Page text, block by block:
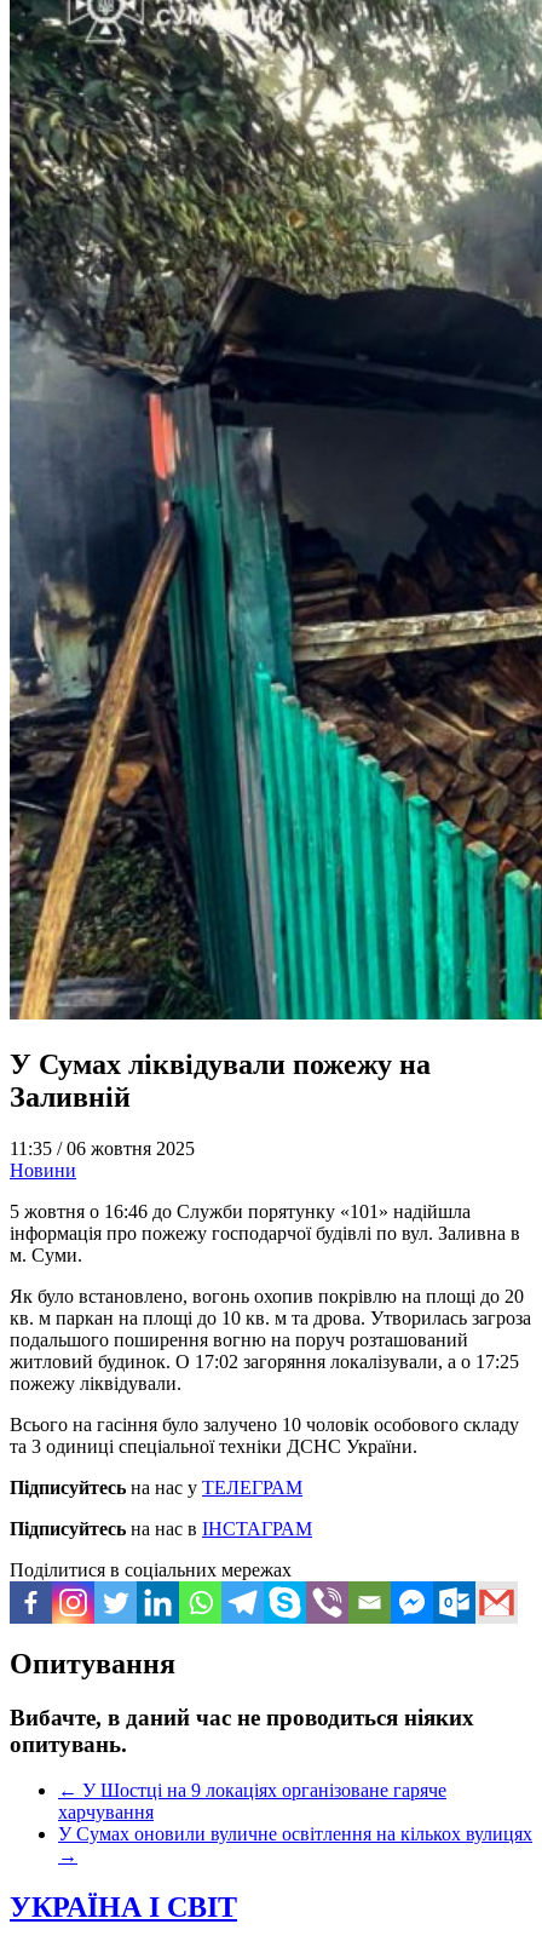
У Сумах ліквідували пожежу на
Заливній
11:35 /06 жовтня 2025
Новини
5 жовтня о 16:46 до Служби порятунку «101» надійшла
інформація про пожежу господарчої будівлі по вул. Заливна в
м. Суми.
Як було встановлено, вогонь охопив покрівлю на площі до 20
кв. м паркан на площі до 10 кв. м та дрова. Утворилась загроза
подальшого поширення вогню на поруч розташований
житловий будинок. О 17:02 загоряння локалізували, а о 17:25
пожежу ліквідували.
Всього на гасіння було залучено 10 чоловік особового складу
та 3 одиниці спеціальної техніки ДСНС України.
Підписуйтесь на нас у ТЕЛЕГРАМ
Підписуйтесь на нас в ІНСТАГРАМ
Поділитися в соціальних мережах
Опитування
Вибачте, в даний час не проводиться ніяких
опитувань.
← У Шостці на 9 локаціях організоване гаряче
харчування
У Сумах оновили вуличне освітлення на кількох вулицях
→
УКРАЇНА І СВІТ